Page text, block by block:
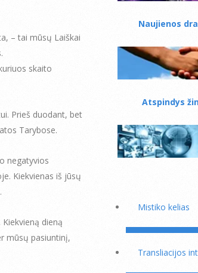
– tai mūsų Laiškai
skaito
Prieš duodant, bet
Tarybose.
negatyvios
Kiekvienas iš jūsų
dieną
mūsų pasiuntinį,
Naujienos
Atspindys
Mistiko kelias
Transliacijos